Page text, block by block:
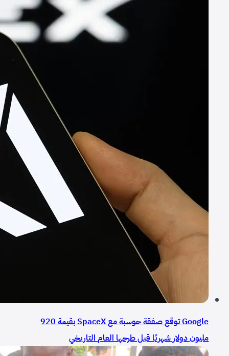
Google توقع صفقة حوسبة مع SpaceX بقيمة 920
مليون دولار شهريًا قبل طرحها العام التاريخي